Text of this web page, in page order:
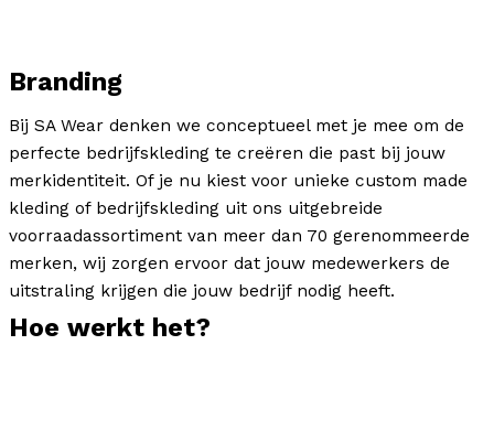
Branding
Bij SA Wear denken we conceptueel met je mee om de
perfecte bedrijfskleding te creëren die past bij jouw
merkidentiteit. Of je nu kiest voor unieke custom made
kleding of bedrijfskleding uit ons uitgebreide
voorraadassortiment van meer dan 70 gerenommeerde
merken, wij zorgen ervoor dat jouw medewerkers de
uitstraling krijgen die jouw bedrijf nodig heeft.
Hoe werkt het?